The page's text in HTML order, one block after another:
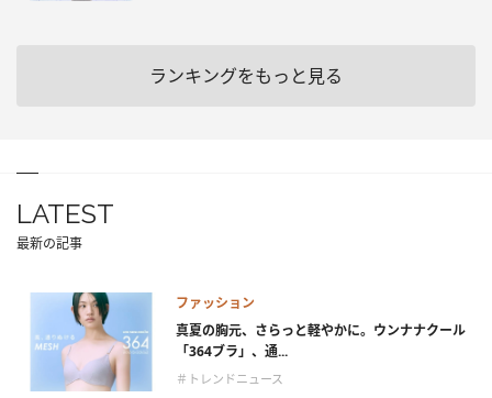
ランキングをもっと見る
LATEST
最新の記事
ファッション
真夏の胸元、さらっと軽やかに。ウンナナクール
「364ブラ」、通...
＃トレンドニュース